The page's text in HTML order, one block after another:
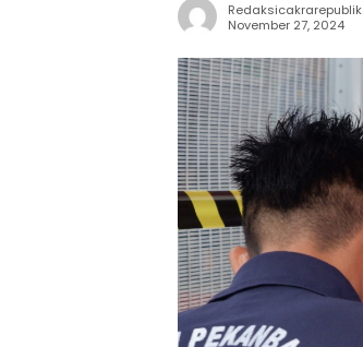
Redaksicakrarepublik
November 27, 2024